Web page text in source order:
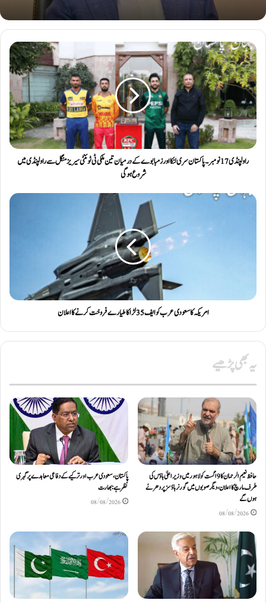
راولپنڈی 17 نومبر۔ پاکستان سری لنکا اور زمبابوے کے درمیان تین ملکی ٹی ٹوئنٹی سیریز منگل سے راولپنڈی میں
شروع ہوگی
امریکہ کا سعودی عرب کو ایف 35 لڑاکا طیارے فروخت کرنے کا اعلان
یہ بھی پڑھیے
حافظ نعیم الرحمان کا 9 اگست کو لاہور میں وزیر اعلیٰ ہاؤس کی
طرف مارچ کا اعلان، دیگر صوبوں میں گورنر ہاؤسز پر دھرنے
ہوں گے
08/08/2026
پاکستان، سعودی عرب اور ترکیے کے دفاعی معاہدے پر گہری
نظر ہے: بھارت
08/08/2026